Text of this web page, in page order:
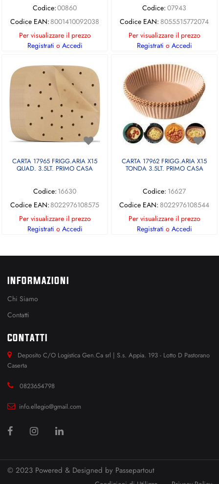
Codice:00860
Codice EAN: 8001410092038
Per visualizzare il prezzo
Registrati o Accedi
Codice: 07943
Codice EAN: 8055515772074
Per visualizzare il prezzo
Registrati o Accedi
CARTA 17965 FRIGG.ARIA X15
QUAD. 3.5LT. PRIMO CASA
Codice: 16630
Codice EAN: 8022976108575
Per visualizzare il prezzo
Registrati o Accedi
CARTA 17962 FRIGG.ARIA X15
TONDA 3.5LT. PRIMO CASA
Codice: 16627
Codice EAN: 8022976108544
Per visualizzare il prezzo
Registrati o Accedi
INFORMAZIONI
Chi Siamo
Contatti
CONTATTI
Deposito C/O Logistica Gen.Ca srl | S.s. Appia. 193 - Lotto D Pastorano
Caserta
0823654798
info.ellegio@gmail.com
© 2023 Powered & Designed by Passepartout